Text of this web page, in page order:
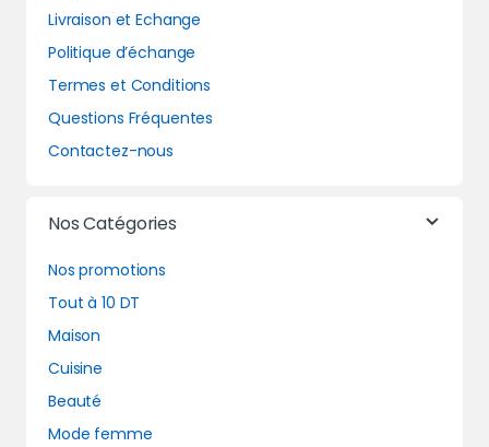
Livraison et Echange
Politique d’échange
Termes et Conditions
Questions Fréquentes
Contactez-nous
Nos Catégories
Nos promotions
Tout à 10 DT
Maison
Cuisine
Beauté
Mode femme